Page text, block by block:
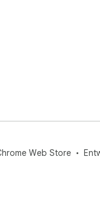
Web Store